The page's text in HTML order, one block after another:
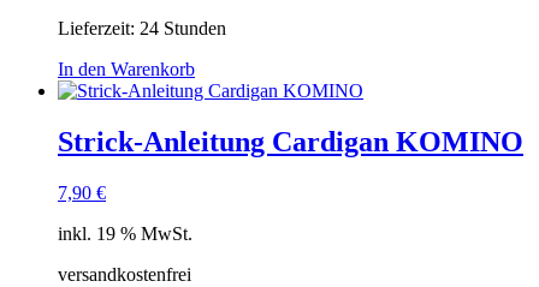
Lieferzeit: 24 Stunden
In den Warenkorb
Strick-Anleitung Cardigan KOMINO
7,90 €
inkl. 19 % MwSt.
versandkostenfrei